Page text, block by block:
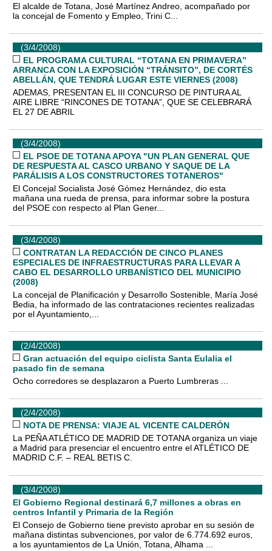
El alcalde de Totana, José Martínez Andreo, acompañado por
la concejal de Fomento y Empleo, Trini C...
(3/4/2008)
EL PROGRAMA CULTURAL “TOTANA EN PRIMAVERA”
ARRANCA CON LA EXPOSICIÓN “TRÁNSITO”, DE CORTÉS
ABELLÁN, QUE TENDRÁ LUGAR ESTE VIERNES (2008)
ADEMAS, PRESENTAN EL III CONCURSO DE PINTURA AL
AIRE LIBRE “RINCONES DE TOTANA”, QUE SE CELEBRARÁ
EL 27 DE ABRIL
(3/4/2008)
EL PSOE DE TOTANA APOYA "UN PLAN GENERAL QUE
DE RESPUESTA AL CASCO URBANO Y SAQUE DE LA
PARÁLISIS A LOS CONSTRUCTORES TOTANEROS"
El Concejal Socialista José Gómez Hernández, dio esta
mañana una rueda de prensa, para informar sobre la postura
del PSOE con respecto al Plan Gener...
(3/4/2008)
CONTRATAN LA REDACCIÓN DE CINCO PLANES
ESPECIALES DE INFRAESTRUCTURAS PARA LLEVAR A
CABO EL DESARROLLO URBANÍSTICO DEL MUNICIPIO
(2008)
La concejal de Planificación y Desarrollo Sostenible, María José
Bedia, ha informado de las contrataciones recientes realizadas
por el Ayuntamiento,...
(2/4/2008)
Gran actuación del equipo ciclista Santa Eulalia el
pasado fin de semana
Ocho corredores se desplazaron a Puerto Lumbreras ...
(2/4/2008)
NOTA DE PRENSA: VIAJE AL VICENTE CALDERÓN
La PEÑA ATLÉTICO DE MADRID DE TOTANA organiza un viaje
a Madrid para presenciar el encuentro entre el ATLÉTICO DE
MADRID C.F. – REAL BETIS C.
(3/4/2008)
El Gobierno Regional destinará 6,7 millones a obras en
centros Infantil y Primaria de la Región
El Consejo de Gobierno tiene previsto aprobar en su sesión de
mañana distintas subvenciones, por valor de 6.774.692 euros,
a los ayuntamientos de La Unión, Totana, Alhama ...